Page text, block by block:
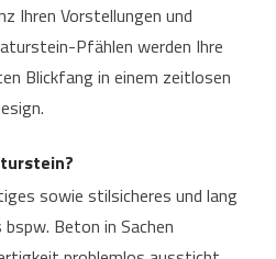
Ihren Vorstellungen und
Pfählen werden Ihre
Blickfang in einem zeitlosen
sowie stilsicheres und lang
Beton in Sachen